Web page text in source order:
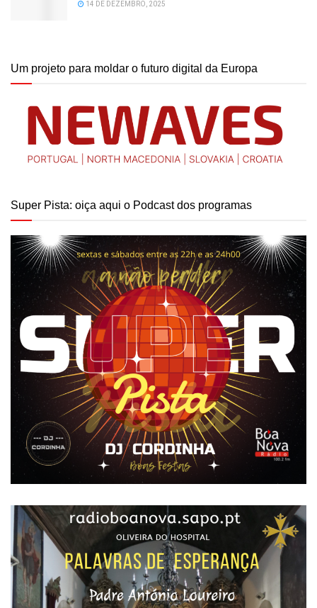
14 DE DEZEMBRO, 2025
Um projeto para moldar o futuro digital da Europa
Super Pista: oiça aqui o Podcast dos programas